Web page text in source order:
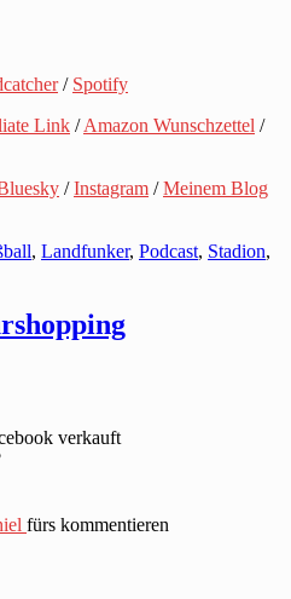
/ Spotify
Link /Amazon Wunschzettel /
/Instagram /Meinem Blog
, Landfunker, Podcast, Stadion,
verkauft
fürs kommentieren